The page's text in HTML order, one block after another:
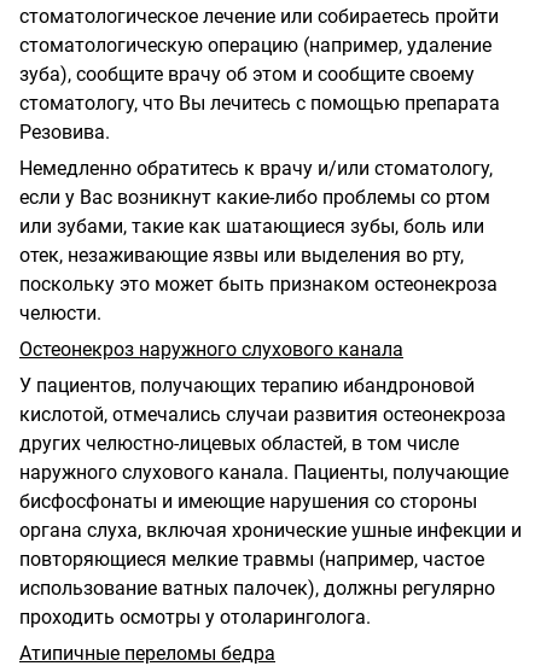
стоматологическое лечение или собираетесь пройти
стоматологическую операцию (например, удаление
зуба), сообщите врачу об этом и сообщите своему
стоматологу, что Вы лечитесь с помощью препарата
Резовива.
Немедленно обратитесь к врачу и/или стоматологу,
если у Вас возникнут какие-либо проблемы со ртом
или зубами, такие как шатающиеся зубы, боль или
отек, незаживающие язвы или выделения во рту,
поскольку это может быть признаком остеонекроза
челюсти.
Остеонекроз наружного слухового канала
У пациентов, получающих терапию ибандроновой
кислотой, отмечались случаи развития остеонекроза
других челюстно-лицевых областей, в том числе
наружного слухового канала. Пациенты, получающие
бисфосфонаты и имеющие нарушения со стороны
органа слуха, включая хронические ушные инфекции и
повторяющиеся мелкие травмы (например, частое
использование ватных палочек), должны регулярно
проходить осмотры у отоларинголога.
Атипичные переломы бедра